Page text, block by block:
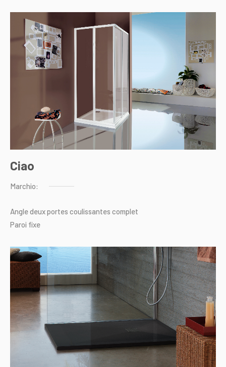
Ciao
Marchio:
Angledeuxportes coulissantes complet
Paroi fixe